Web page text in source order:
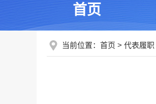
首页
当前位置： 首页 > 代表履职